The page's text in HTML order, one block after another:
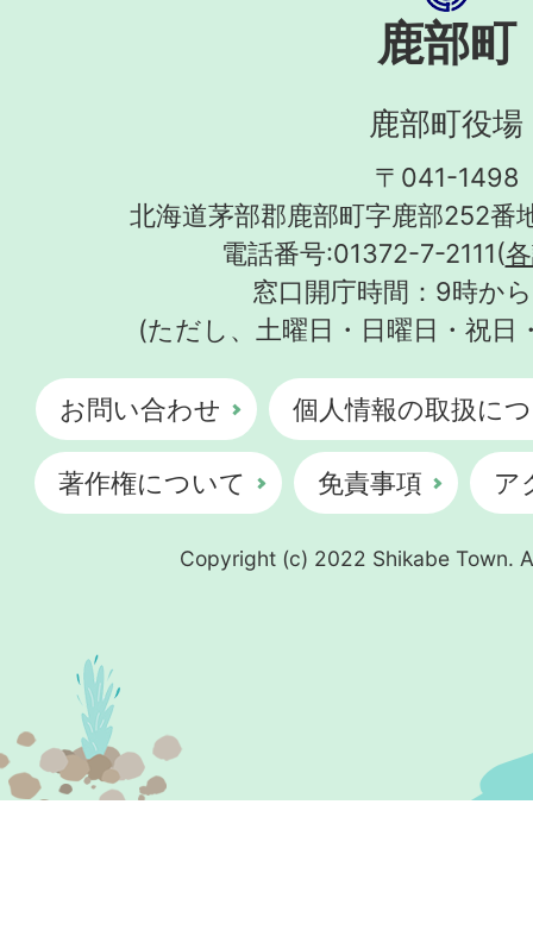
鹿部町
鹿部町役場
〒041-1498
北海道茅部郡鹿部町字鹿部252番
電話番号:01372-7-2111(
窓口開庁時間：9時か
(ただし、土曜日・日曜日・祝日
お問い合わせ 個人情報の取扱に
著作権について 免責事項 ア
Copyright (c) 2022 Shikabe Town.